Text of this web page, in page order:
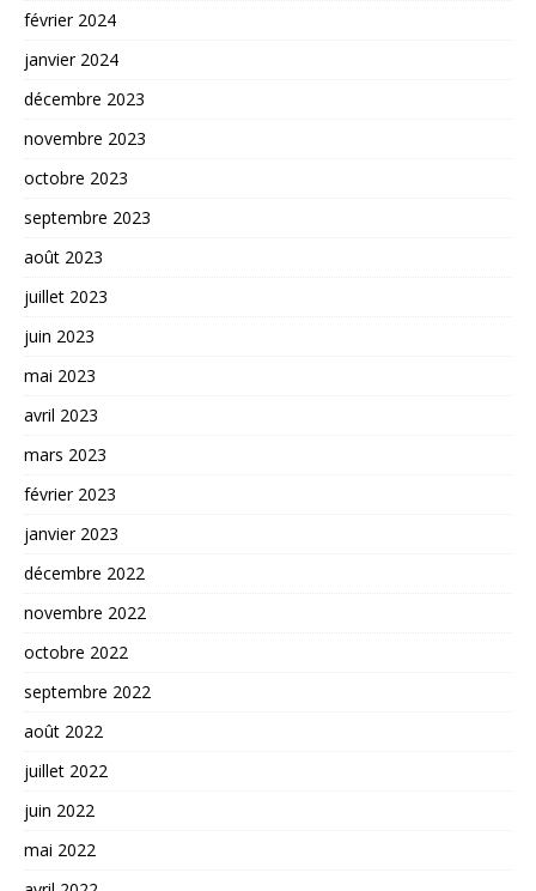
février 2024
janvier 2024
décembre 2023
novembre 2023
octobre 2023
septembre 2023
août 2023
juillet 2023
juin 2023
mai 2023
avril 2023
mars 2023
février 2023
janvier 2023
décembre 2022
novembre 2022
octobre 2022
septembre 2022
août 2022
juillet 2022
juin 2022
mai 2022